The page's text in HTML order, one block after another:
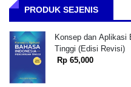
PRODUK SEJENIS
Konsep dan Aplikasi
Tinggi (Edisi Revisi)
Rp 65,000